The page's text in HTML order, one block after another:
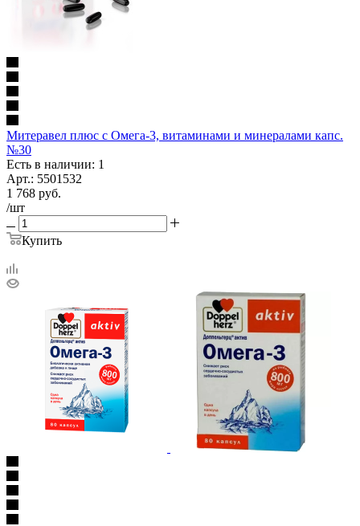
Митеравел плюс с Омега-3, витаминами и минералами капс.
№30
Есть в наличии: 1
Арт.: 5501532
1 768 руб.
/шт
Купить